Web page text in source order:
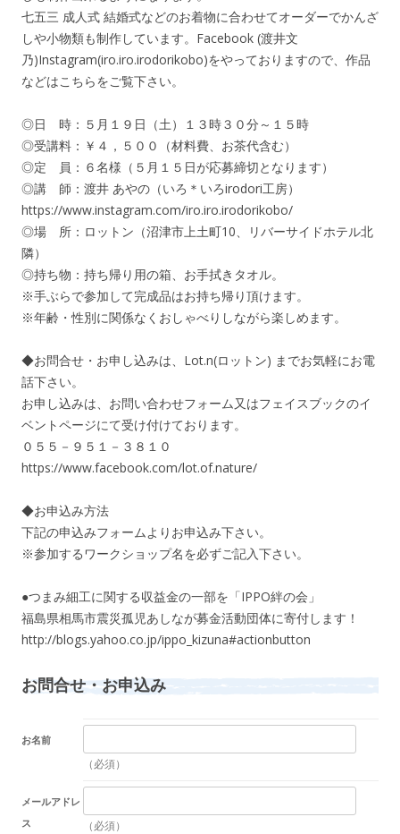
七五三 成人式 結婚式などのお着物に合わせてオーダーでかんざ
しや小物類も制作しています。Facebook (渡井文
乃)Instagram(iro.iro.irodorikobo)をやっておりますので、作品
などはこちらをご覧下さい。
◎日 時：５月１９日（土）１３時３０分～１５時
◎受講料：￥４，５００（材料費、お茶代含む）
◎定 員：６名様（５月１５日が応募締切となります）
◎講 師：渡井 あやの（いろ＊いろirodori工房）
https://www.instagram.com/iro.iro.irodorikobo/
◎場 所：ロットン（沼津市上土町10、リバーサイドホテル北
隣）
◎持ち物：持ち帰り用の箱、お手拭きタオル。
※手ぶらで参加して完成品はお持ち帰り頂けます。
※年齢・性別に関係なくおしゃべりしながら楽しめます。
◆お問合せ・お申し込みは、Lot.n(ロットン) までお気軽にお電
話下さい。
お申し込みは、お問い合わせフォーム又はフェイスブックのイ
ベントページにて受け付けております。
０５５－９５１－３８１０
https://www.facebook.com/lot.of.nature/
◆お申込み方法
下記の申込みフォームよりお申込み下さい。
※参加するワークショップ名を必ずご記入下さい。
●つまみ細工に関する収益金の一部を「IPPO絆の会」
福島県相馬市震災孤児あしなが募金活動団体に寄付します！
http://blogs.yahoo.co.jp/ippo_kizuna#actionbutton
お問合せ・お申込み
お名前
（必須）
メールアドレ
ス
（必須）